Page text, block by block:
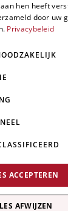
49 57-
BE
Volg
in België,
hen heeft
door uw
Privacybeleid
ACCEPTEREN
AFWIJZEN